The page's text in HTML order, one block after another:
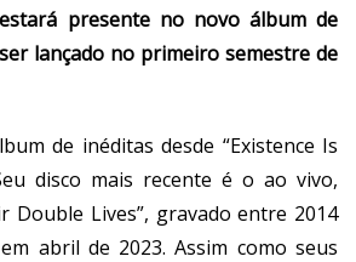
presente no novo álbum de
lançado no primeiro semestre de
de inéditas desde “Existence Is
disco mais recente é o ao vivo,
Double Lives”, gravado entre 2014
abril de 2023. Assim como seus